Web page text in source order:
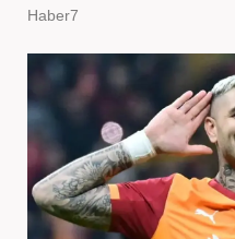
Haber7